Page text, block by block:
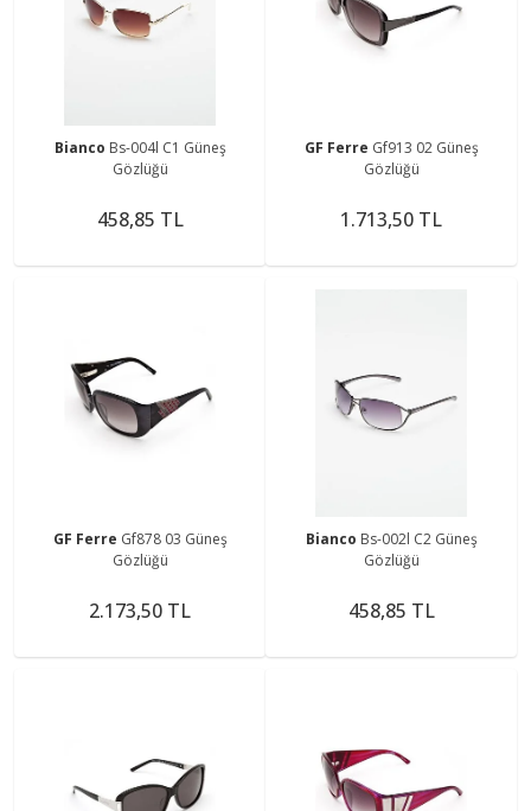
Bianco Bs-004l C1 Güneş
Gözlüğü
458,85 TL
GF Ferre Gf913 02 Güneş
Gözlüğü
1.713,50 TL
GF Ferre Gf878 03 Güneş
Gözlüğü
2.173,50 TL
Bianco Bs-002l C2 Güneş
Gözlüğü
458,85 TL